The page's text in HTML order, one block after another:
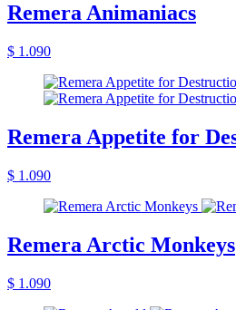
Remera Animaniacs
$ 1.090
Remera Appetite for
$ 1.090
Remera Arctic Monkeys
$ 1.090